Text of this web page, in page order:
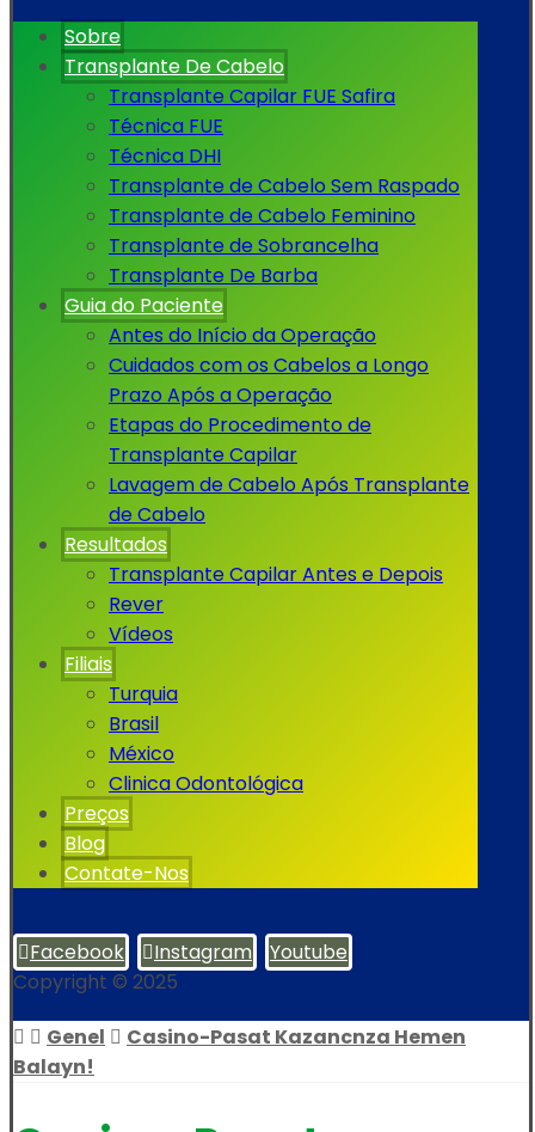
Sobre
Transplante De Cabelo
Transplante Capilar FUE Safira
Técnica FUE
Técnica DHI
Transplante de Cabelo Sem Raspado
Transplante de Cabelo Feminino
Transplante de Sobrancelha
Transplante De Barba
Guia do Paciente
Antes do Início da Operação
Cuidados com os Cabelos a Longo
Prazo Após a Operação
Etapas do Procedimento de
Transplante Capilar
Lavagem de Cabelo Após Transplante
de Cabelo
Resultados
Transplante Capilar Antes e Depois
Rever
Vídeos
Filiais
Turquia
Brasil
México
Clinica Odontológica
Preços
Blog
Contate-Nos
Facebook Instagram
Youtube
Copyright © 2025
Genel
Casino-Pasat Kazancnza Hemen
Balayn!